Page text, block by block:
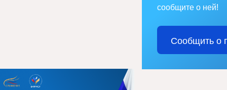
сообщите о ней!
Сообщить о